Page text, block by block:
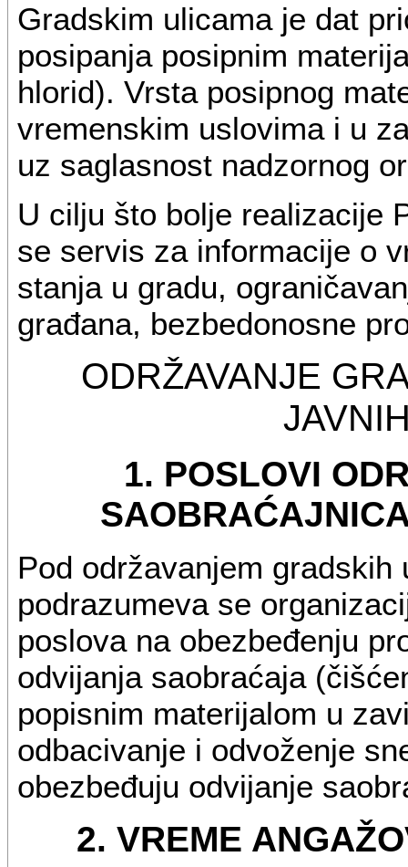
Gradskim ulicama je dat
posipanja posipnim
hlorid). Vrsta posipnog
vremenskim uslovima i u
uz saglasnost nadzornog
U cilju što bolje realizacije
se servis za informacije o
stanja u gradu,
građana, bezbedonosne
ODRŽAVANJE
1. POSLOVI
Pod održavanjem
podrazumeva se
poslova na obezbeđenju
odvijanja saobraćaja
popisnim materijalom u
odbacivanje i odvoženje
obezbeđuju odvijanje
2. VREME